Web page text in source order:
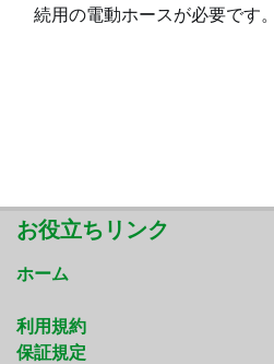
続用の電動ホースが必要です。
お役立ちリンク
ホーム
利用規約
保証規定